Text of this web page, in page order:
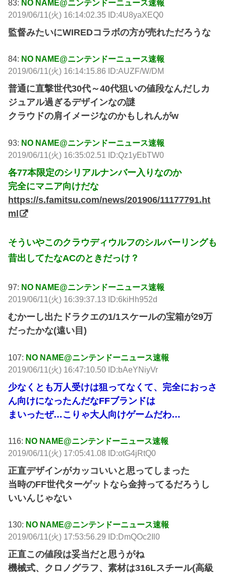
83: NO NAME@ニンテンドーニュース速報
2019/06/11(火) 16:14:02.35 ID:4U8yaXEQ0
監督みたいにWIREDコラボの方が売れただろうな
84: NO NAME@ニンテンドーニュース速報
2019/06/11(火) 16:14:15.86 ID:AUZF/W/DM
普通に直撃世代30代～40代狙いの値段なんだしカ
ジュアル過ぎるデザインなの謎
クラウドの肩イメージなのかもしれんがw
93: NO NAME@ニンテンドーニュース速報
2019/06/11(火) 16:35:02.51 ID:Qz1yEbTW0
各77本限定のシリアルナンバー入りなのか
完全にマニア向けだな
https://s.famitsu.com/news/201906/11177791.ht
ml
そういやこのクラウディウルフのシルバーリングも
昔出してたなACのときだっけ？
97: NO NAME@ニンテンドーニュース速報
2019/06/11(火) 16:39:37.13 ID:6kiHh952d
むかーし出たドラクエの1/1スケールの宝箱が29万
だったかな(遠い目)
107: NO NAME@ニンテンドーニュース速報
2019/06/11(火) 16:47:10.50 ID:bAeYNiyVr
少なくとも万人受けは狙ってなくて、完全におっさ
ん向けになったんだなFFブランドは
まいったぜ…こりゃ大人向けゲームだわ…
116: NO NAME@ニンテンドーニュース速報
2019/06/11(火) 17:05:41.08 ID:otG4jRtQ0
正直デザインがカッコいいと思ってしまった
当時のFF世代ターゲットなら金持ってるだろうし
いいんじゃない
130: NO NAME@ニンテンドーニュース速報
2019/06/11(火) 17:53:56.29 ID:DmQOc2Il0
正直この値段は妥当だと思うがね
機械式、クロノグラフ、素材は316Lスチール(高級